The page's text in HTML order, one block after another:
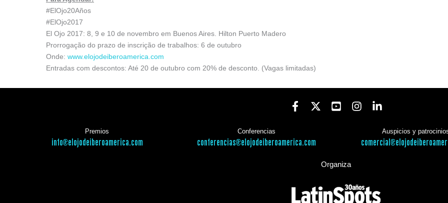
#ElOjo20Años
#ElOjo2017
El Ojo 2017: 8, 9 e 10 de novembro em Buenos Aires. Hilton Puerto Madero
Prorrogação do prazo de inscrição de trabalhos: 6 de outubro
Onde: www.elojodeiberoamerica.com
Entradas com descontos: Até 20 de outubro com 20% de desconto. (Vagas limitadas)
Premios
info@elojodeiberoamerica.com
Conferencias
conferencias@elojodeiberoamerica.com
Auspicios y
Organiza